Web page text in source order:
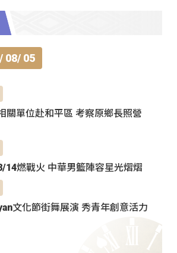
08/ 05
關單位赴和平區 考察原鄉長照營
14燃戰火 中華男籃陣容星光熠熠
文化節街舞展演 秀青年創意活力